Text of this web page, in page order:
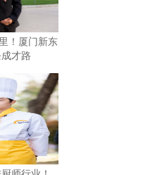
！厦门新东
才路